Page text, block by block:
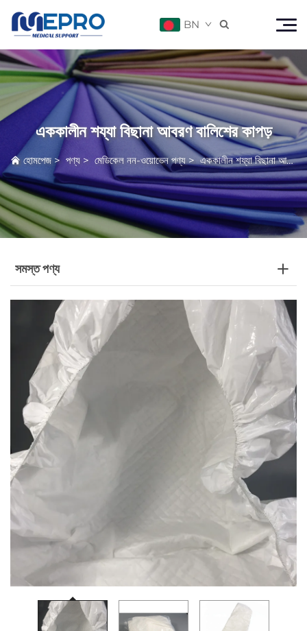
BN 
এককালীন শয্যা বিছানা আবরণ বালিশের কাপড়
হোমপেজ > পণ্য > মেডিকেল নন-ওয়োভেন পণ্য>এককালীন শয্যা বিছানা আবরণ বালিশের কাপড়
সমস্ত পণ্য